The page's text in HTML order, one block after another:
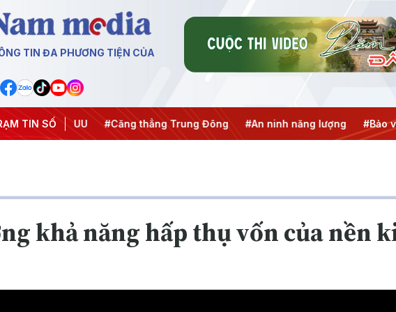
TIN ĐA PHƯƠNG TIỆN CỦA
TIN SỐ
thác IUU #Căng thẳng Trung Đông #An ninh năng lượng #Bảo vệ
khả năng hấp thụ vốn của nền